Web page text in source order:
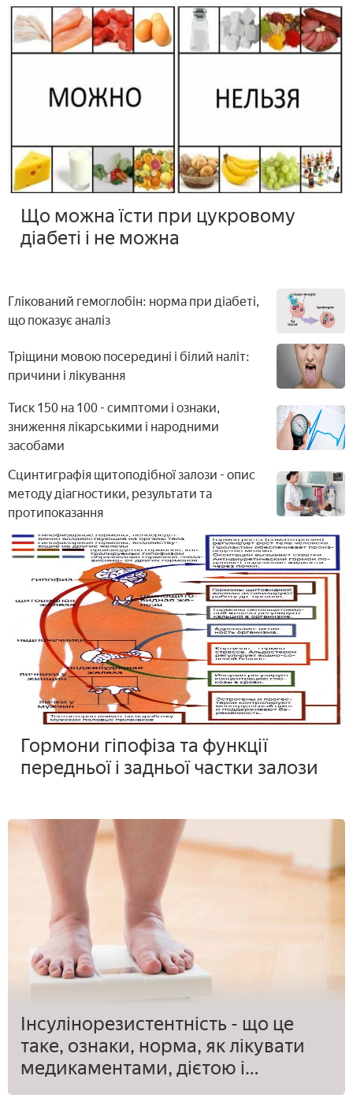
Що можна їсти при цукровому
діабеті і не можна
Глікований гемоглобін: норма при діабеті,
що показує аналіз
Тріщини мовою посередині і білий наліт:
причини і лікування
Тиск 150 на 100 - симптоми і ознаки,
зниження лікарськими і народними
засобами
Сцинтиграфія щитоподібної залози - опис
методу діагностики, результати та
протипоказання
Гормони гіпофіза та функції
передньої і задньої частки залози
Інсулінорезистентність - що це
таке, ознаки, норма, як лікувати
медикаментами, дієтою і
зниженням ваги